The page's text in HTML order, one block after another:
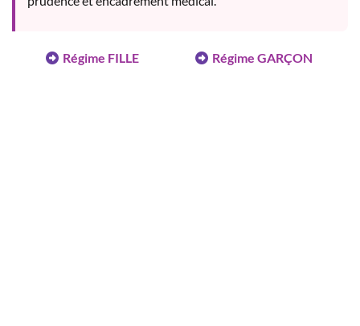
Régime FILLE Régime GARÇON